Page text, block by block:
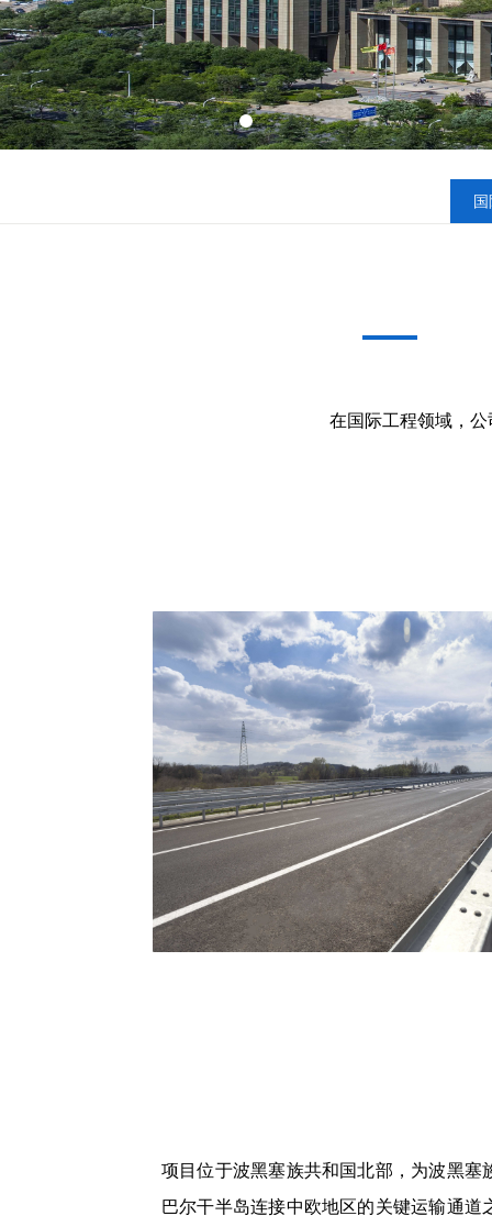
在国际工程领域，
项目位于波黑塞族共和国北部，为波黑塞
巴尔干半岛连接中欧地区的关键运输通道